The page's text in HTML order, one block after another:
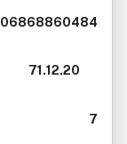
06868860484
71.12.20
7